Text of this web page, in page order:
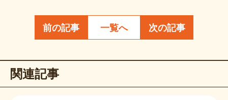
前の記事 一覧へ 次の記事
関連記事